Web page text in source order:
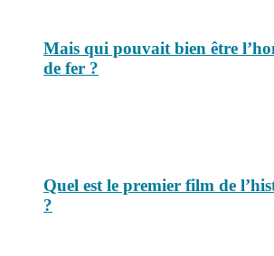
Mais qui pouvait bien être
de fer ?
Quel est le premier film de
?